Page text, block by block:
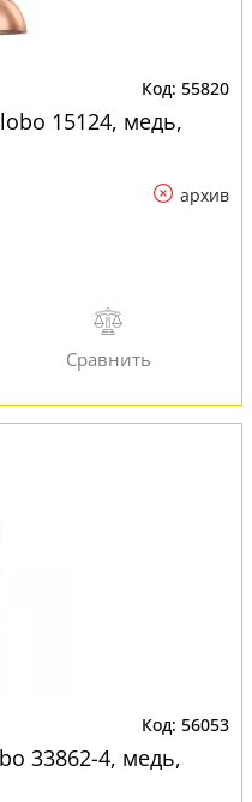
55820
15124, медь,
архив
56053
33862-4, медь,